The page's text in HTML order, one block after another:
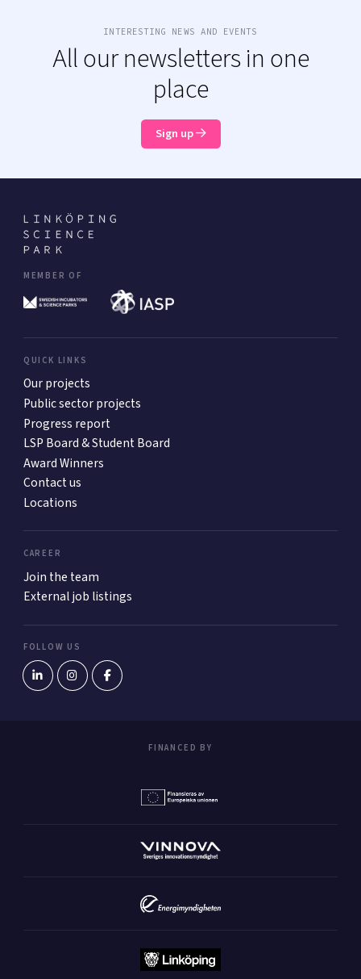
INTERESTING NEWS AND EVENTS
All our newsletters in one
place
Sign up
MEMBER OF
QUICK LINKS
Our projects
Public sector projects
Progress report
LSP Board & Student Board
Award Winners
Contact us
Locations
CAREER
Join the team
External job listings
FOLLOW US
FINANCED BY